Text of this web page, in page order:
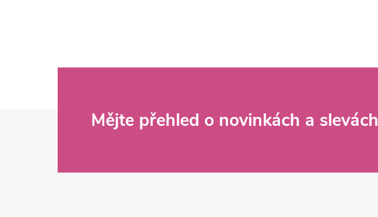
Mějte přehled o novinkách a slevách